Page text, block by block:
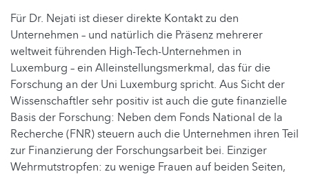
Für Dr. Nejati ist dieser direkte Kontakt zu den
Unternehmen – und natürlich die Präsenz mehrerer
weltweit führenden High-Tech-Unternehmen in
Luxemburg – ein Alleinstellungsmerkmal, das für die
Forschung an der Uni Luxemburg spricht. Aus Sicht der
Wissenschaftler sehr positiv ist auch die gute finanzielle
Basis der Forschung: Neben dem Fonds National de la
Recherche (FNR) steuern auch die Unternehmen ihren Teil
zur Finanzierung der Forschungsarbeit bei. Einziger
Wehrmutstropfen: zu wenige Frauen auf beiden Seiten,